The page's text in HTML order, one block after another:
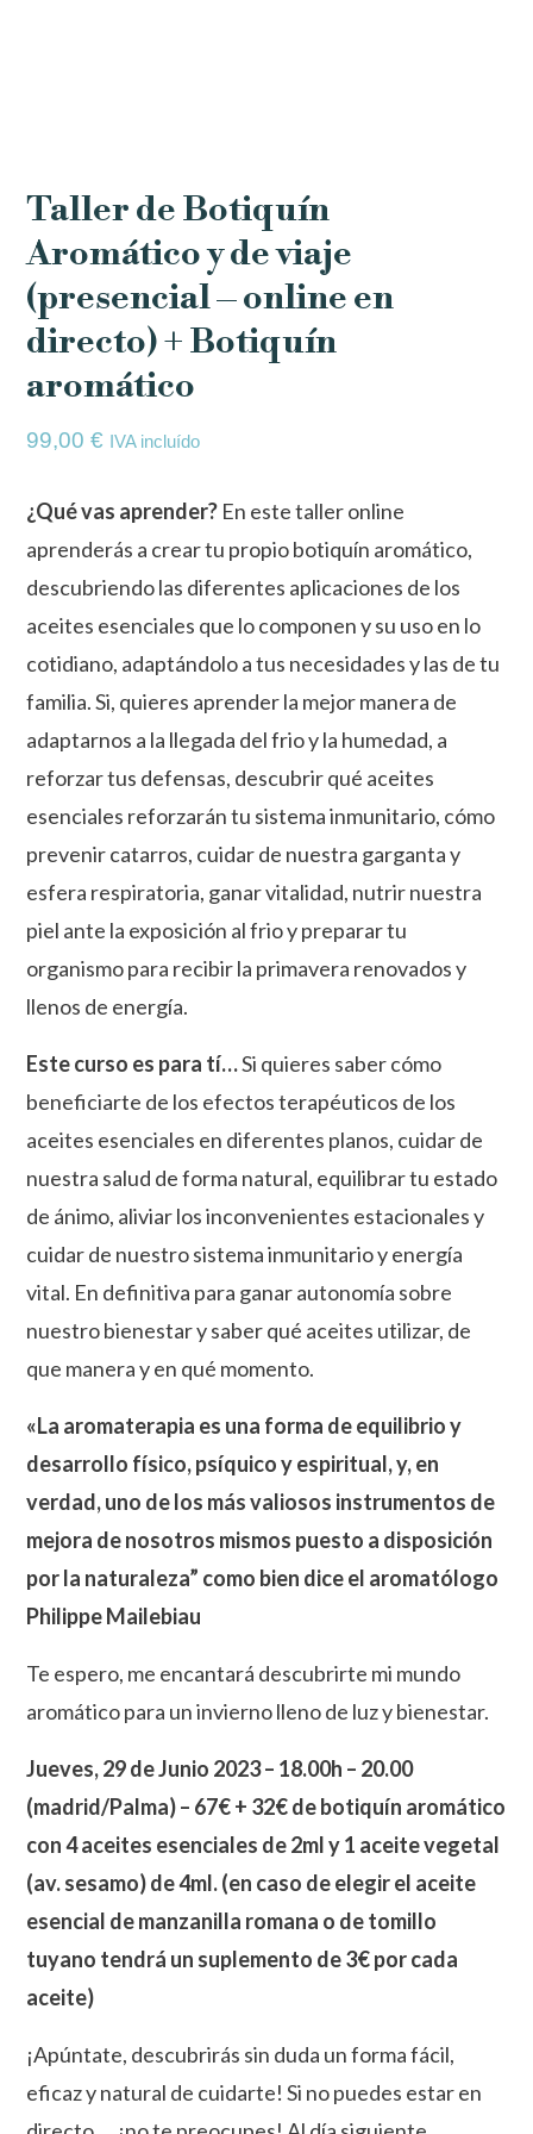
Taller de Botiquín
Aromático y de viaje
(presencial – online en
directo) + Botiquín
aromático
99,00 € IVA incluído
¿Qué vas aprender? En este taller online
aprenderás a crear tu propio botiquín aromático,
descubriendo las diferentes aplicaciones de los
aceites esenciales que lo componen y su uso en lo
cotidiano, adaptándolo a tus necesidades y las de tu
familia. Si, quieres aprender la mejor manera de
adaptarnos a la llegada del frio y la humedad, a
reforzar tus defensas, descubrir qué aceites
esenciales reforzarán tu sistema inmunitario, cómo
prevenir catarros, cuidar de nuestra garganta y
esfera respiratoria, ganar vitalidad, nutrir nuestra
piel ante la exposición al frio y preparar tu
organismo para recibir la primavera renovados y
llenos de energía.
Este curso es para tí…Si quieres saber cómo
beneficiarte de los efectos terapéuticos de los
aceites esenciales en diferentes planos, cuidar de
nuestra salud de forma natural, equilibrar tu estado
de ánimo, aliviar los inconvenientes estacionales y
cuidar de nuestro sistema inmunitario y energía
vital. En definitiva para ganar autonomía sobre
nuestro bienestar y saber qué aceites utilizar, de
que manera y en qué momento.
«La aromaterapia es una forma de equilibrio y
desarrollo físico, psíquico y espiritual, y, en
verdad, uno de los más valiosos instrumentos de
mejora de nosotros mismos puesto a disposición
por la naturaleza” como bien dice el aromatólogo
Philippe Mailebiau
Te espero, me encantará descubrirte mi mundo
aromático para un invierno lleno de luz y bienestar.
Jueves, 29de Junio 2023 – 18.00h – 20.00
(madrid/Palma) – 67€+ 32€ de botiquín aromático
con 4 aceites esenciales de 2ml y 1 aceite vegetal
(av. sesamo) de 4ml. (en caso de elegir el aceite
esencial de manzanilla romana o de tomillo
tuyano tendrá un suplemento de 3€ por cada
aceite)
¡Apúntate, descubrirás sin duda un forma fácil,
eficaz y natural de cuidarte! Si no puedes estar en